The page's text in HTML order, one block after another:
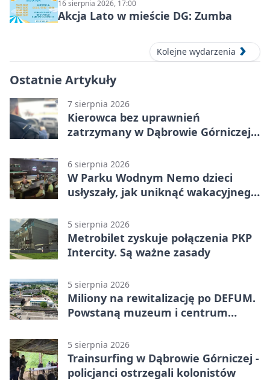
16 sierpnia 2026, 17:00
Akcja Lato w mieście DG: Zumba
Kolejne wydarzenia
Ostatnie Artykuły
7 sierpnia 2026
Kierowca bez uprawnień
zatrzymany w Dąbrowie Górniczej.
6 sierpnia 2026
W Parku Wodnym Nemo dzieci
usłyszały, jak uniknąć wakacyjnego
5 sierpnia 2026
Metrobilet zyskuje połączenia PKP
Intercity. Są ważne zasady
5 sierpnia 2026
Miliony na rewitalizację po DEFUM.
Powstaną muzeum i centrum
5 sierpnia 2026
Trainsurfing w Dąbrowie Górniczej -
policjanci ostrzegali kolonistów